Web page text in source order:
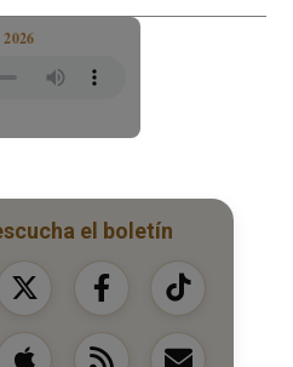
el boletín